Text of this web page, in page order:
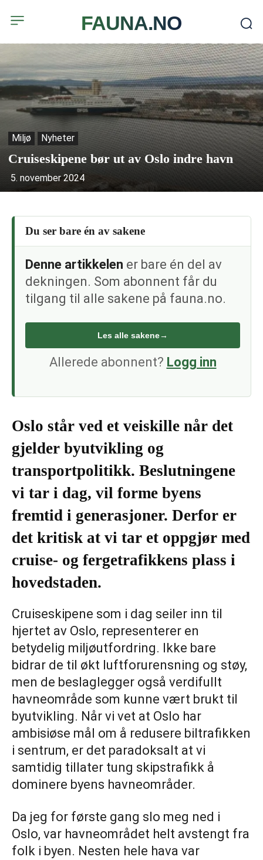
FAUNA.NO
Miljø Nyheter
Cruiseskipene bør ut av Oslo indre havn
5. november 2024
Du ser bare én av sakene
Denne artikkelen er bare én del av
dekningen. Som abonnent får du
tilgang til alle sakene på fauna.no.
Les alle sakene→
Allerede abonnent? Logg inn
Oslo står ved et veiskille når det
gjelder byutvikling og
transportpolitikk. Beslutningene
vi tar i dag, vil forme byens
fremtid i generasjoner. Derfor er
det kritisk at vi tar et oppgjør med
cruise- og fergetrafikkens plass i
hovedstaden.
Cruiseskipene som i dag seiler inn til
hjertet av Oslo, representerer en
betydelig miljøutfordring. Ikke bare
bidrar de til økt luftforurensning og støy,
men de beslaglegger også verdifullt
havneområde som kunne vært brukt til
byutvikling. Når vi vet at Oslo har
ambisiøse mål om å redusere biltrafikken
i sentrum, er det paradoksalt at vi
samtidig tillater tung skipstrafikk å
dominere byens havneområder.
Da jeg for første gang slo meg ned i
Oslo, var havneområdet helt avstengt fra
folk i byen. Nesten hele hava var